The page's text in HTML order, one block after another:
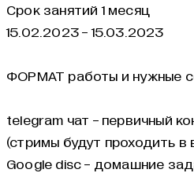
Срок занятий 1 месяц
15.02.2023 - 15.03.2023
ФОРМАТ работы и нужные
telegram чат - первичный
(стримы будут проходить
Google disc - домашние